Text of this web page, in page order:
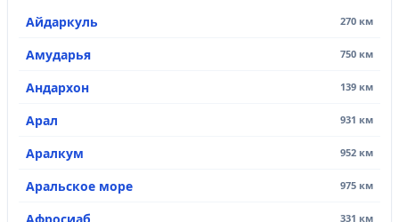
Айдаркуль 270 км
Амударья 750 км
Андархон 139 км
Арал 931 км
Аралкум 952 км
Аральское море 975 км
Афросиаб 331 км